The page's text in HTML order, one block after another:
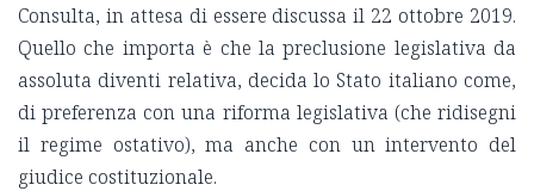
Consulta, in attesa di essere discussa il 22 ottobre 2019.
Quello che importa è che la preclusione legislativa da
assoluta diventi relativa, decida lo Stato italiano come,
di preferenza con una riforma legislativa (che ridisegni
il regime ostativo), ma anche con un intervento del
giudice costituzionale.